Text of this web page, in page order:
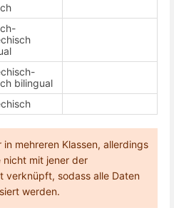
bilingual
mehreren Klassen, allerdings
nicht mit jener der
verknüpft, sodass alle Daten
werden.